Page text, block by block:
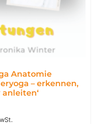
Anatomie
– erkennen,